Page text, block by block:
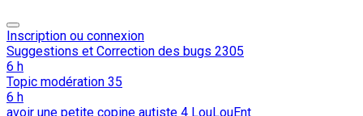
Inscription ou connexion
Suggestions et Correction des bugs 2305
6 h
Topic modération 35
6 h
avoir une petite copine autiste 4 LouLouEnt